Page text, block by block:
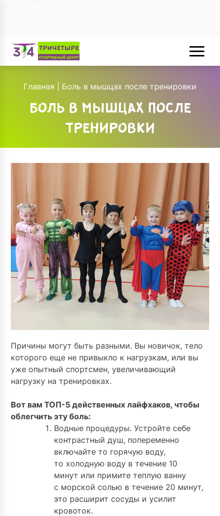
Главная Боль в мышцах после тренировки
БОЛЬ В МЫШЦАХ ПОСЛЕ
ТРЕНИРОВКИ
Причины могут быть разными. Вы новичок, тело
которого еще не привыкло к нагрузкам, или вы
уже опытный спортсмен, увеличивающий
нагрузку на тренировках.
Вот вам ТОП-5 действенных лайфхаков, чтобы
облегчить эту боль:
Водные процедуры. Устройте себе
контрастный душ, попеременно
включайте то горячую воду,
то холодную воду в течение 10
минут или примите теплую ванну
с морской солью в течение 20 минут,
это расширит сосуды и усилит
кровоток.